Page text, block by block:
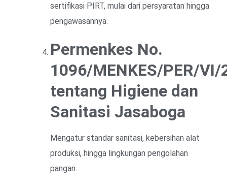
sertifikasi PIRT, mulai dari persyaratan hingga
pengawasannya.
Permenkes No.
1096/MENKES/PER/VI/
tentang Higiene dan
Sanitasi Jasaboga
Mengatur standar sanitasi, kebersihan alat
produksi, hingga lingkungan pengolahan
pangan.